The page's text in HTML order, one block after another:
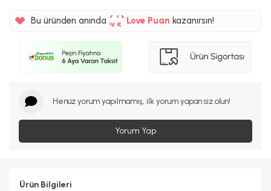
Bu üründen anında %5Love Puankazanırsın!
Henüz yorum yapılmamış, ilk yorum yapan siz olun!
Yorum Yap
Ürün Bilgileri